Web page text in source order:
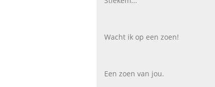
Wacht ik op een zoen!
Een zoen van jou.